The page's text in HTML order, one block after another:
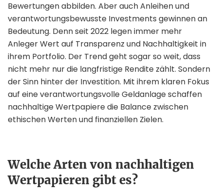
Bewertungen abbilden. Aber auch Anleihen und
verantwortungsbewusste Investments gewinnen an
Bedeutung. Denn seit 2022 legen immer mehr
Anleger Wert auf Transparenz und Nachhaltigkeit in
ihrem Portfolio. Der Trend geht sogar so weit, dass
nicht mehr nur die langfristige Rendite zählt. Sondern
der Sinn hinter der Investition. Mit ihrem klaren Fokus
auf eine verantwortungsvolle Geldanlage schaffen
nachhaltige Wertpapiere die Balance zwischen
ethischen Werten und finanziellen Zielen.
Welche Arten von nachhaltigen
Wertpapieren gibt es?